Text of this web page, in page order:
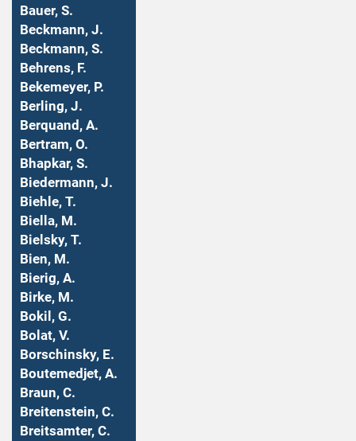
Bauer, S.
Beckmann, J.
Beckmann, S.
Behrens, F.
Bekemeyer, P.
Berling, J.
Berquand, A.
Bertram, O.
Bhapkar, S.
Biedermann, J.
Biehle, T.
Biella, M.
Bielsky, T.
Bien, M.
Bierig, A.
Birke, M.
Bokil, G.
Bolat, V.
Borschinsky, E.
Boutemedjet, A.
Braun, C.
Breitenstein, C.
Breitsamter, C.